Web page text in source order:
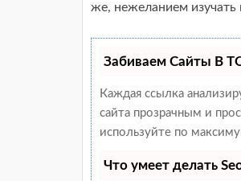
же, нежеланием изучать
Забиваем Сайты В
Каждая ссылка
сайта прозрачным и
используйте по
Что умеет делать